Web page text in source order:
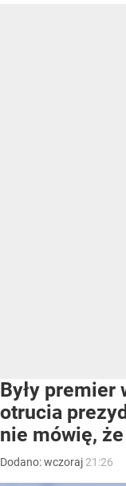
Były premier
otrucia
nie mówię,
Dodano:wczoraj 21:26